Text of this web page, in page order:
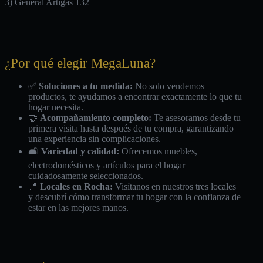
3) General Artigas 132
¿Por qué elegir MegaLuna?
✅ Soluciones a tu medida: No solo vendemos
productos, te ayudamos a encontrar exactamente lo que tu
hogar necesita.
🤝 Acompañamiento completo: Te asesoramos desde tu
primera visita hasta después de tu compra, garantizando
una experiencia sin complicaciones.
🛋️ Variedad y calidad: Ofrecemos muebles,
electrodomésticos y artículos para el hogar
cuidadosamente seleccionados.
📍 Locales en Rocha: Visítanos en nuestros tres locales
y descubrí cómo transformar tu hogar con la confianza de
estar en las mejores manos.